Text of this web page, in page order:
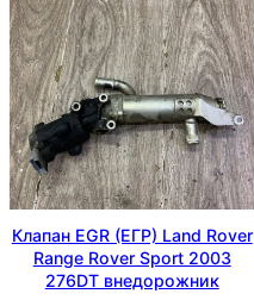
Клапан EGR (ЕГР) Land Rover
Range Rover Sport 2003
276DT внедорожник